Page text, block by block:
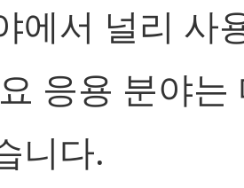
에서 널리 사
응용 분야는
니다.